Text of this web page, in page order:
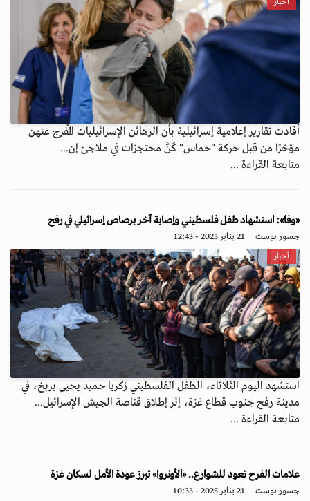
أخبار
أفادت تقارير إعلامية إسرائيلية بأن الرهائن الإسرائيليات المُفرج عنهن
مؤخرًا من قبل حركة "حماس" كُنَّ محتجزات في ملاجئ إن...
متابعة القراءة ...
«وفا»: استشهاد طفل فلسطيني وإصابة آخر برصاص إسرائيلي في رفح
جسور بوست 21 يناير 2025 - 12:43
أخبار
استشهد اليوم الثلاثاء، الطفل الفلسطيني زكريا حميد يحيى بربخ، في
مدينة رفح جنوب قطاع غزة، إثر إطلاق قناصة الجيش الإسرائيل...
متابعة القراءة ...
علامات الفرح تعود للشوارع.. «الأونروا» تبرز عودة الأمل لسكان غزة
جسور بوست 21 يناير 2025 - 10:33